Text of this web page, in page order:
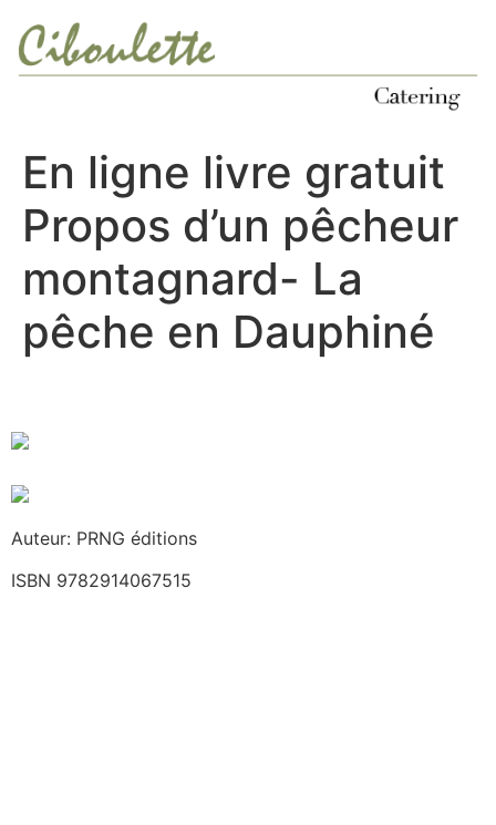
contenido
En ligne livre gratuit
Propos d’un pêcheur
montagnard- La
pêche en Dauphiné
Auteur: PRNG éditions
ISBN 9782914067515